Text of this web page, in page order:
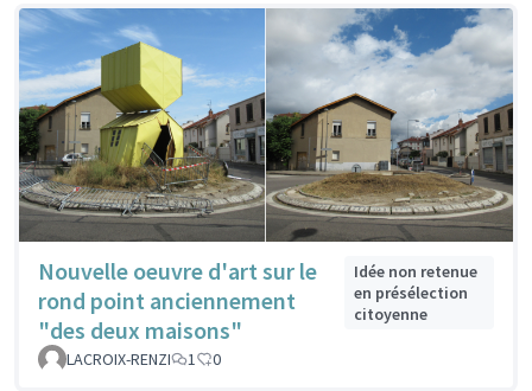
Nouvelle oeuvre d'art sur le
rond point anciennement
"des deux maisons"
Idée non retenue
en présélection
citoyenne
LACROIX-RENZI 1 0